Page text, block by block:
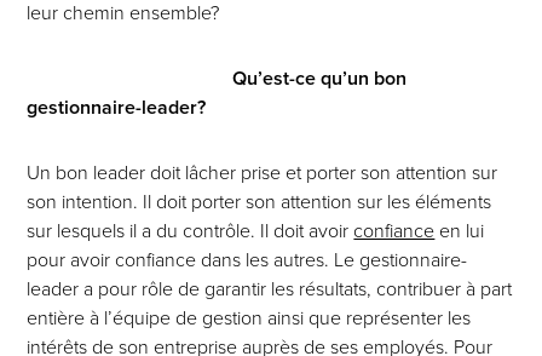
leur chemin ensemble?
Qu’est-ce qu’un bon
gestionnaire-leader?
Un bon leader doit lâcher prise et porter son attention sur
son intention. Il doit porter son attention sur les éléments
sur lesquels il a du contrôle. Il doit avoir confiance en lui
pour avoir confiance dans les autres. Le gestionnaire-
leader a pour rôle de garantir les résultats, contribuer à part
entière à l’équipe de gestion ainsi que représenter les
intérêts de son entreprise auprès de ses employés. Pour